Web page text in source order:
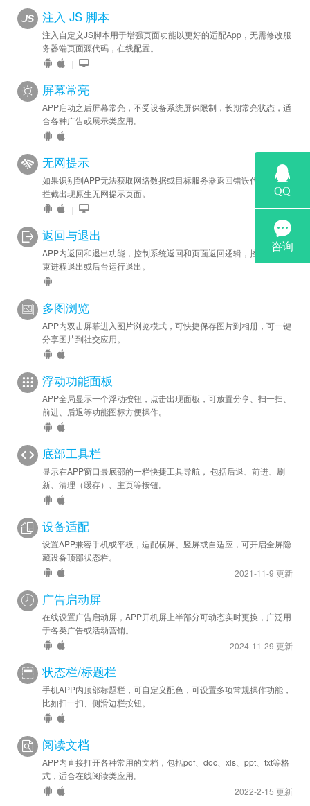
注入 JS 脚本
注入自定义JS脚本用于增强页面功能以更好的适配App，无需修改服
务器端页面源代码，在线配置。
|
屏幕常亮
APP启动之后屏幕常亮，不受设备系统屏保限制，长期常亮状态，适
合各种广告或展示类应用。
无网提示
如果识别到APP无法获取网络数据或目标服务器返回错误代码，自动
拦截出现原生无网提示页面。
|
返回与退出
APP内返回和退出功能，控制系统返回和页面返回逻辑，控制APP结
束进程退出或后台运行退出。
多图浏览
APP内双击屏幕进入图片浏览模式，可快捷保存图片到相册，可一键
分享图片到社交应用。
浮动功能面板
APP全局显示一个浮动按钮，点击出现面板，可放置分享、扫一扫、
前进、后退等功能图标方便操作。
底部工具栏
显示在APP窗口最底部的一栏快捷工具导航， 包括后退、前进、刷
新、清理（缓存）、主页等按钮。
设备适配
设置APP兼容手机或平板，适配横屏、竖屏或自适应，可开启全屏隐
藏设备顶部状态栏。
2021-11-9 更新
广告启动屏
在线设置广告启动屏，APP开机屏上半部分可动态实时更换，广泛用
于各类广告或活动营销。
2024-11-29 更新
状态栏/标题栏
手机APP内顶部标题栏，可自定义配色，可设置多项常规操作功能，
比如扫一扫、侧滑边栏按钮。
阅读文档
APP内直接打开各种常用的文档，包括pdf、doc、xls、ppt、txt等格
式，适合在线阅读类应用。
2022-2-15 更新